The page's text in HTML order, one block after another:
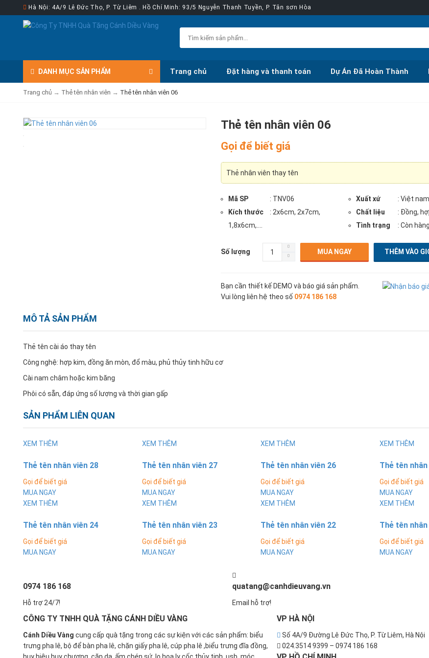
Hà Nội: 4A/9 Lê Đức Thọ, P. Từ Liêm . Hồ Chí Minh: 93/5 Nguyễn Thanh Tuyền, P. Tân sơn Hòa
DANH MỤC SẢN PHẨM Trang chủ Đặt hàng và thanh toán Dự Án Đã Hoàn Thành
Trang chủ → Thẻ tên nhân viên → Thẻ tên nhân viên 06
Thẻ tên nhân viên 06
Gọi để biết giá
Thẻ nhân viên thay tên
Mã SP : TNV06 Xuất xứ
: Việt nam
Kích thước
: 2x6cm, 2x7cm,
1,8x6cm,....
Chất liệu
: Đồng,
Tình trạng
: Còn hàng
Số lượng MUA NGAY
Bạn cần thiết kế DEMO và báo giá sản phẩm.
Vui lòng liên hệ theo số 0974 186 168
MÔ TẢ SẢN PHẨM
Thẻ tên cài áo thay tên
Công nghệ: hợp kim, đồng ăn mòn, đổ màu, phủ thủy tinh hữu cơ
Cài nam châm hoặc kim băng
Phôi có sẵn, đáp ứng số lượng và thời gian gấp
SẢN PHẨM LIÊN QUAN
XEM THÊM
Thẻ tên nhân viên 28
Gọi để biết giá
MUA NGAY
XEM THÊM
Thẻ tên nhân viên 27
Gọi để biết giá
MUA NGAY
XEM THÊM
Thẻ tên nhân viên 26
Gọi để biết giá
MUA NGAY
XEM THÊM
Thẻ tên nhân
Gọi để biết giá
MUA NGAY
XEM THÊM
Thẻ tên nhân viên 24
Gọi để biết giá
MUA NGAY
XEM THÊM
Thẻ tên nhân viên 23
Gọi để biết giá
MUA NGAY
XEM THÊM
Thẻ tên nhân viên 22
Gọi để biết giá
MUA NGAY
XEM THÊM
Thẻ tên nhân
Gọi để biết giá
MUA NGAY
0974 186 168
Hỗ trợ 24/7!
quatang@canhdieuvang.vn
Email hỗ trợ!
CÔNG TY TNHH QUÀ TẶNG CÁNH DIỀU VÀNG
Cánh Diều Vàng cung cấp quà tặng trong các sự kiện với các sản phẩm: biểu
trưng pha lê, bộ để bàn pha lê, chặn giấy pha lê, cúp pha lê ,biểu trưng đĩa đồng,
VP HÀ NỘI
Số 4A/9 Đường Lê Đức Thọ, P. Từ Liêm, Hà Nội
024.3514 9399 – 0974 186 168